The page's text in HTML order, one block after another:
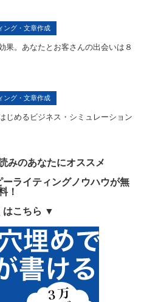
ング・文章作成
果。あなたとお客さんの出会いは８
ング・文章作成
じめるビジネス・シミュレーション
みのあなたにオススメ
ライティングノウハウが無
！
はこちら ▼